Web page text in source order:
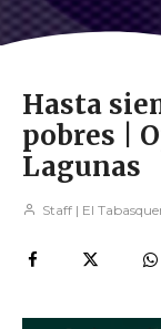
Hasta
pobres |
Lagunas
Staff | El